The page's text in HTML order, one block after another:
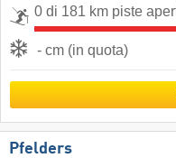
0 di 181 km piste
- cm (in quota)
Pfelders